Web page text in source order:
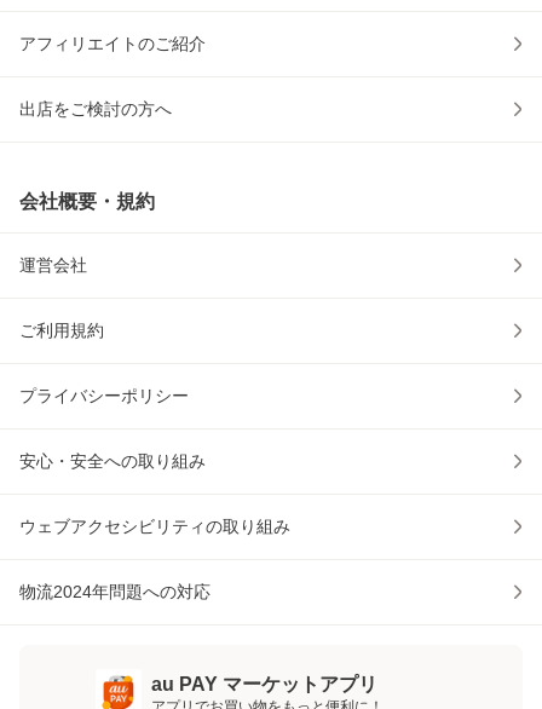
アフィリエイトのご紹介
出店をご検討の方へ
会社概要・規約
運営会社
ご利用規約
プライバシーポリシー
安心・安全への取り組み
ウェブアクセシビリティの取り組み
物流2024年問題への対応
au PAY マーケットアプリ